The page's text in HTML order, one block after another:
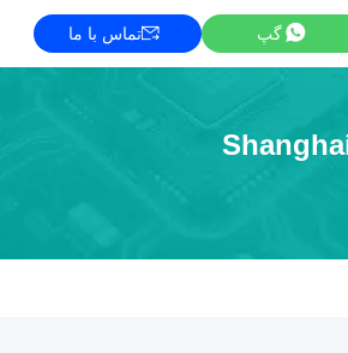
گپ تماس با ما